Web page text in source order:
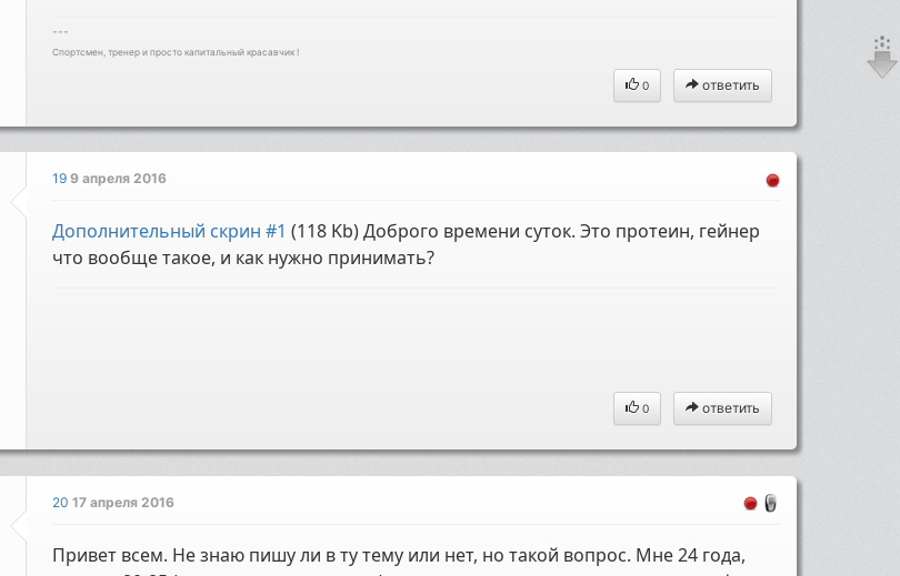
---
Спортсмен, тренер и просто капитальный красавчик !
0 ответить
19 9 апреля 2016
Дополнительный скрин #1 (118 Kb) Доброго времени суток. Это протеин, гейнер
что вообще такое, и как нужно принимать?
0 ответить
20 17 апреля 2016
Привет всем. Не знаю пишу ли в ту тему или нет, но такой вопрос. Мне 24 года,